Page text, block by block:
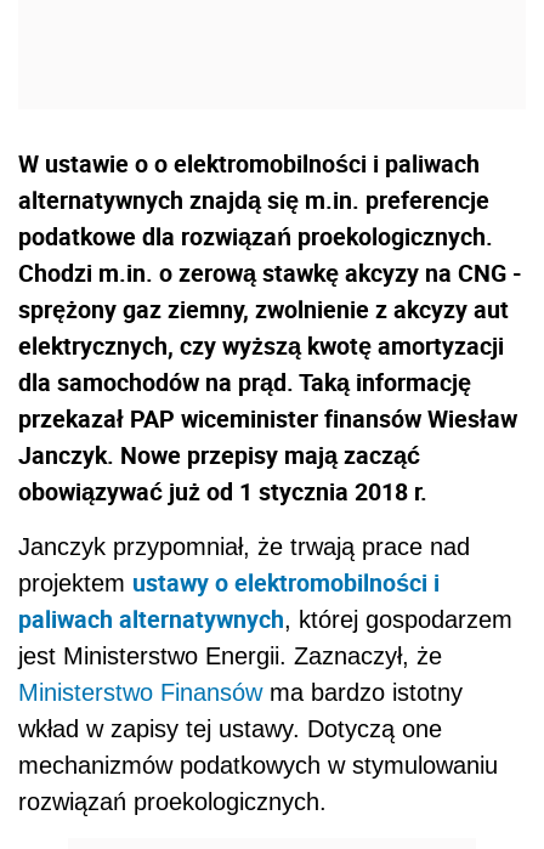
W ustawie o o elektromobilności i paliwach
alternatywnych znajdą się m.in. preferencje
podatkowe dla rozwiązań proekologicznych.
Chodzi m.in. o zerową stawkę akcyzy na CNG -
sprężony gaz ziemny, zwolnienie z akcyzy aut
elektrycznych, czy wyższą kwotę amortyzacji
dla samochodów na prąd. Taką informację
przekazał PAP wiceminister finansów Wiesław
Janczyk. Nowe przepisy mają zacząć
obowiązywać już od 1 stycznia 2018 r.
Janczyk przypomniał, że trwają prace nad
projektem ustawy o elektromobilności i
paliwach alternatywnych, której gospodarzem
jest Ministerstwo Energii. Zaznaczył, że
Ministerstwo Finansówma bardzo istotny
wkład w zapisy tej ustawy. Dotyczą one
mechanizmów podatkowych w stymulowaniu
rozwiązań proekologicznych.